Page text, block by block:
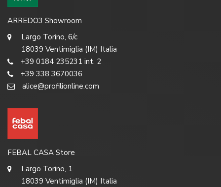
ARREDO3 Showroom
Largo Torino, 6/c
18039 Ventimiglia (IM) Italia
+39 0184 235231 int. 2
+39 338 3670036
alice@profilionline.com
FEBAL CASA Store
Largo Torino, 1
18039 Ventimiglia (IM) Italia